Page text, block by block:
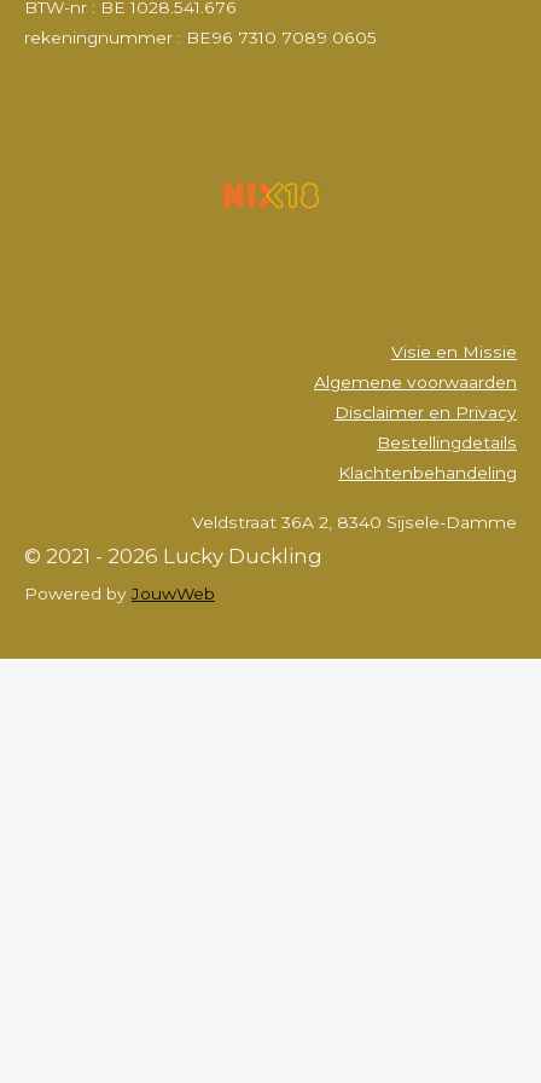
k
a
m
BTW-nr : BE 1028.541.676
rekeningnummer : BE96 7310 7089 0605
Visie en Missie
Algemene voorwaarden
Disclaimer en Privacy
Bestellingdetails
Klachtenbehandeling
Veldstraat 36A 2, 8340 Sijsele-Damme
© 2021 - 2026 Lucky Duckling
Powered byJouwWeb